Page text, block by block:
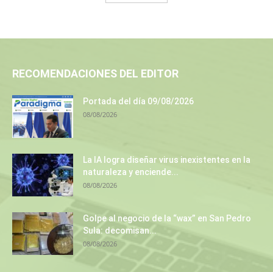
RECOMENDACIONES DEL EDITOR
Portada del día 09/08/2026
08/08/2026
La IA logra diseñar virus inexistentes en la
naturaleza y enciende...
08/08/2026
Golpe al negocio de la “wax” en San Pedro
Sula: decomisan...
08/08/2026